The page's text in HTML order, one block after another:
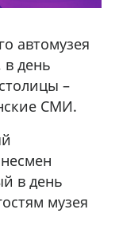
автомузея
в день
–
СМИ.
в день
музея